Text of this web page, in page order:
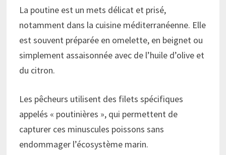
La poutine est un mets délicat et prisé,
notamment dans la cuisine méditerranéenne. Elle
est souvent préparée en omelette, en beignet ou
simplement assaisonnée avec de l’huile d’olive et
du citron.
Les pêcheurs utilisent des filets spécifiques
appelés « poutinières », qui permettent de
capturer ces minuscules poissons sans
endommager l’écosystème marin.